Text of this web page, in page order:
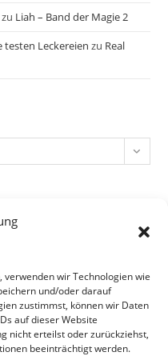
wir Technologien wie
und/oder darauf
zustimmst, können wir Daten
auf dieser Website
nicht erteilst oder zurückziehst,
beeinträchtigt werden.
zu Liah – Band der Magie 2
Leckereien zu Real